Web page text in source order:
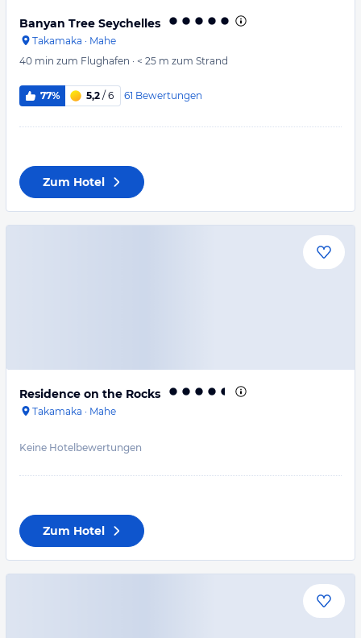
Banyan Tree Seychelles
Takamaka · Mahe
40 min zum Flughafen · < 25 m zum Strand
77% 5,2 / 6 61 Bewertungen
Zum Hotel
Residence on the Rocks
Takamaka · Mahe
Keine Hotelbewertungen
Zum Hotel